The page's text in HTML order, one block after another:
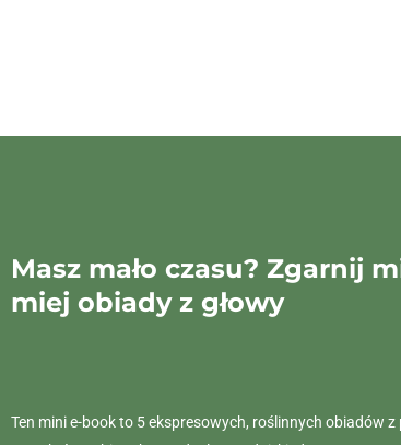
Masz mało czasu? Zgarnij
miej obiady z głowy
Ten mini e-book to 5 ekspresowych, roślinnych obiadów